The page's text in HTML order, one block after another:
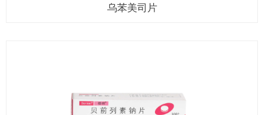
乌苯美司片